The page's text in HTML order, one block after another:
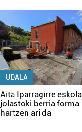
UDALA
Aita Iparragirre
jolastoki berria forma
hartzen ari da